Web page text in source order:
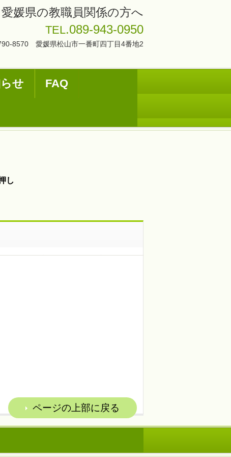
愛媛県の教職員関係の方へ
TEL.089-943-0950
8570 愛媛県松山市一番町四丁目4番地2
せ FAQ
し
ページの上部に戻る